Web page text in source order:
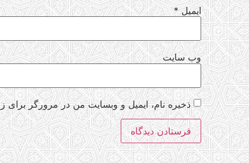
ایمیل*
وب‌ سایت
ذخیره نام، ایمیل و وبسایت من در مرورگر برای